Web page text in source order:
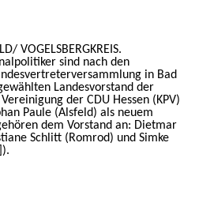
VOGELSBERGKREIS.
sind nach den
in Bad
Landesvorstand der
der CDU Hessen (KPV)
Paule (Alsfeld) als neuem
dem Vorstand an: Dietmar
Schlitt (Romrod) und Simke